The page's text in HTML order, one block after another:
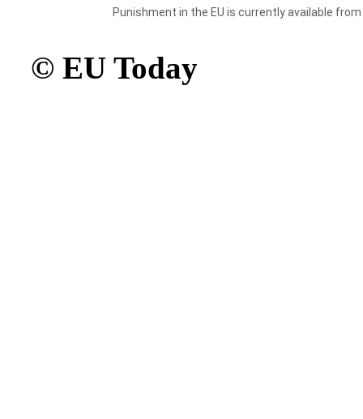
Punishment in the EU is currently available from
© EU Today